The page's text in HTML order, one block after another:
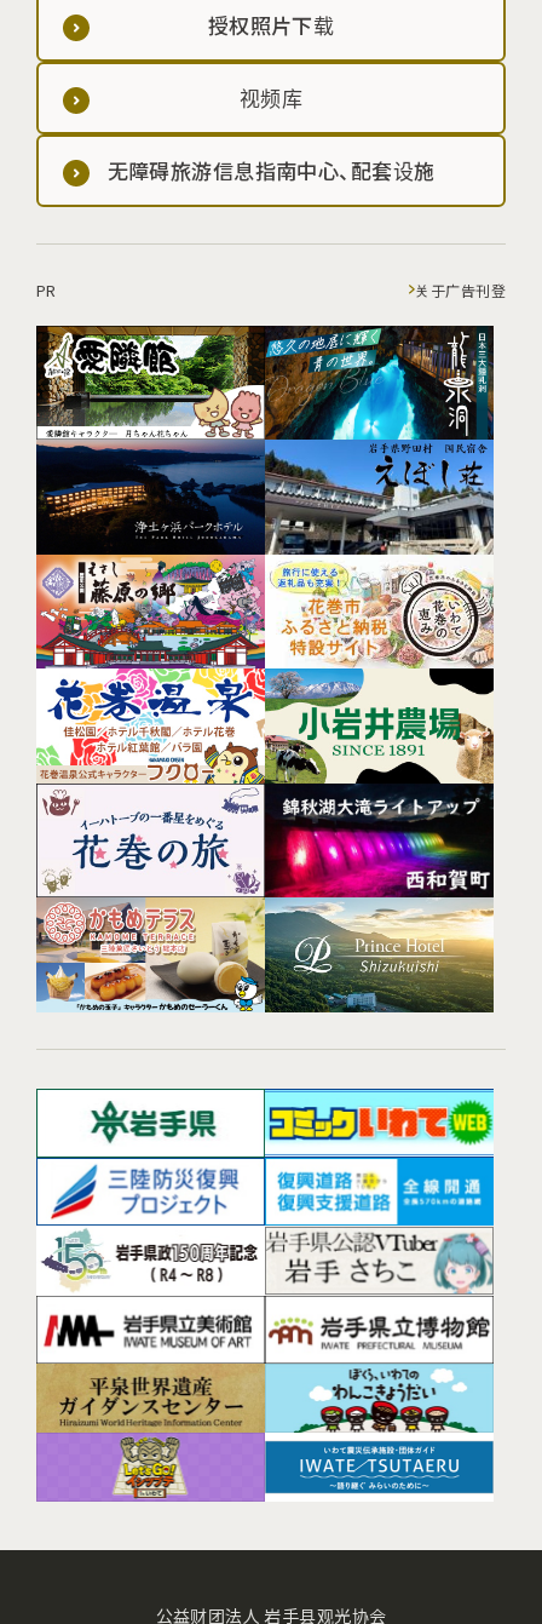
授权照片下载
视频库
无障碍旅游信息指南中心、配套设施
PR 关于广告刊登
公益财团法人 岩手县观光协会